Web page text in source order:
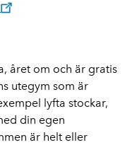
året om och är gratis
utegym som är
lyfta stockar,
din egen
är helt eller